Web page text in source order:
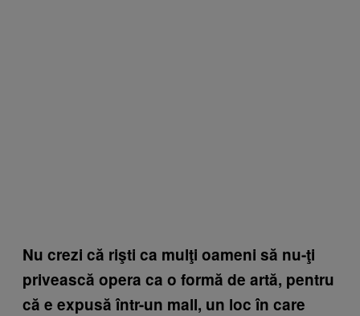
Nu crezi că rişti ca mulţi oameni să nu-ţi
privească opera ca o formă de artă, pentru
că e expusă într-un mall, un loc în care